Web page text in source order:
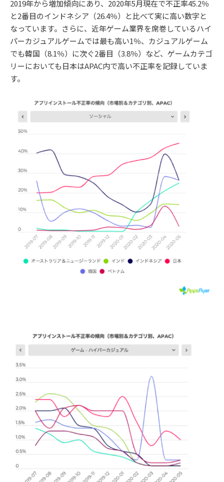
2019年から増加傾向にあり、2020年5月現在で不正率45.2％
と2番目のインドネシア（26.4％）と比べて実に高い数字と
なっています。さらに、近年ゲーム業界を席巻しているハイ
パーカジュアルゲームでは最も高い1％、カジュアルゲーム
でも韓国（8.1％）に次ぐ2番目（3.8％）など、ゲームカテゴ
リーにおいても日本はAPAC内で高い不正率を記録していま
す。